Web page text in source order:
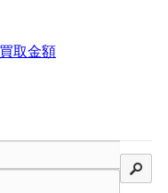
取金額
検索